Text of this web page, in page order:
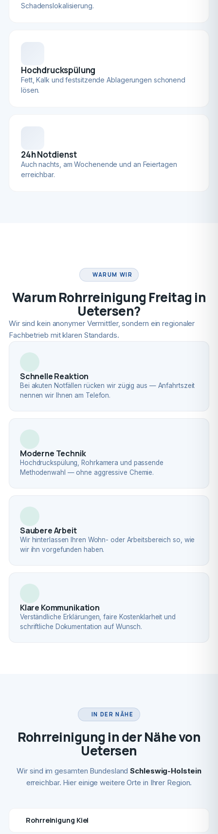
Schadenslokalisierung.
Hochdruckspülung
Fett, Kalk und festsitzende Ablagerungen schonend
lösen.
24h Notdienst
Auch nachts, am Wochenende und an Feiertagen
erreichbar.
WARUM WIR
Warum Rohrreinigung Freitag in
Uetersen?
Wir sind kein anonymer Vermittler, sondern ein regionaler
Fachbetrieb mit klaren Standards.
Schnelle Reaktion
Bei akuten Notfällen rücken wir zügig aus — Anfahrtszeit
nennen wir Ihnen am Telefon.
Moderne Technik
Hochdruckspülung, Rohrkamera und passende
Methodenwahl — ohne aggressive Chemie.
Saubere Arbeit
Wir hinterlassen Ihren Wohn- oder Arbeitsbereich so, wie
wir ihn vorgefunden haben.
Klare Kommunikation
Verständliche Erklärungen, faire Kostenklarheit und
schriftliche Dokumentation auf Wunsch.
IN DER NÄHE
Rohrreinigung in der Nähe von
Uetersen
Wir sind im gesamten BundeslandSchleswig-Holstein
erreichbar. Hier einige weitere Orte in Ihrer Region.
Rohrreinigung Kiel